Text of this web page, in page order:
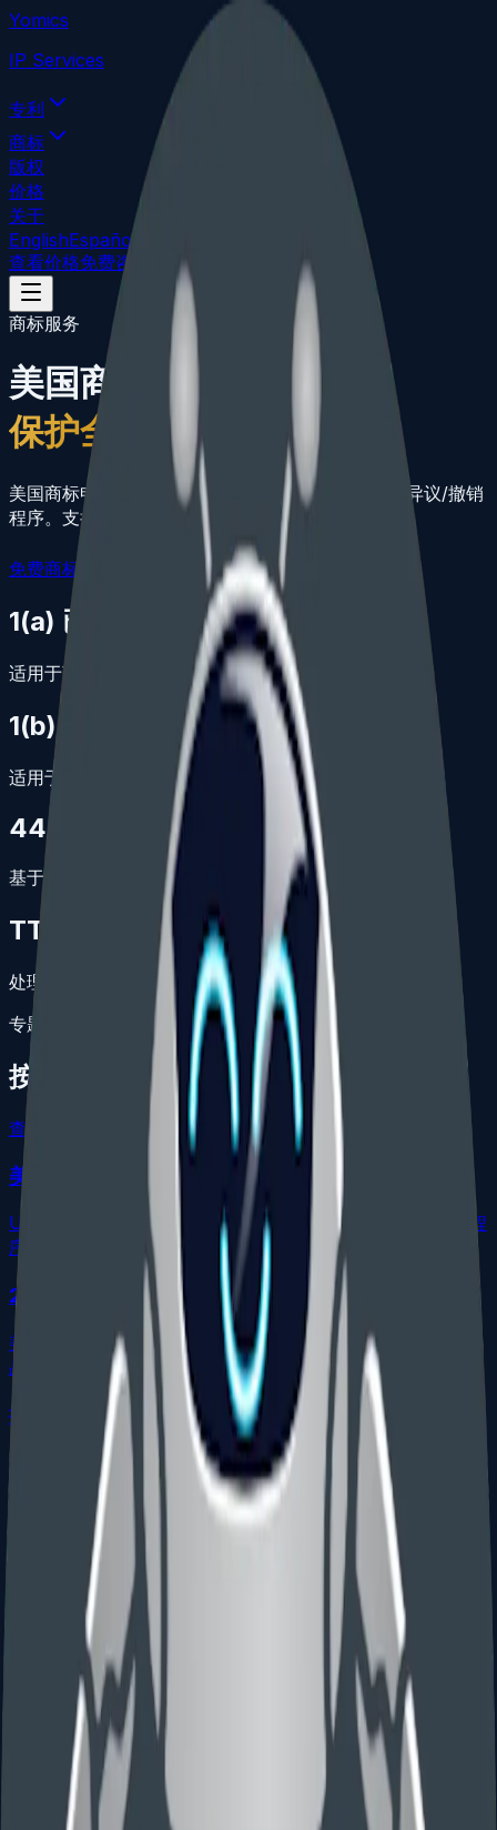
Yomics
IP Services
专利
商标
版权
价格
关于
EnglishEspañol
查看价格免费咨询
商标服务
美国商标注册
保护全球品牌
美国商标申请、审查意见答复、维护续展和 TTAB 异议/撤销
程序。支持 1(a)、1(b)、44(d)、44(e) 申请基础。
免费商标咨询
1(a) 已在美国商业使用
适用于商标已经在美国州际商业中使用的情况。
1(b) 意图使用
适用于计划进入美国市场但尚未开始使用的品牌。
44(d) / 44(e)
基于外国申请或外国注册进入美国，适合国际申请人。
TTAB 程序
处理异议、撤销、上诉和相关争议程序。
专题指南
按问题选择下一步
查看相关费用
美国商标 OA 答复
USPTO 商标驳回、使用证据、免责声明、商品服务修改和程
序要求答复策略。
2(d) 混淆可能性驳回策略
美国商标 Section 2(d) 驳回、DuPont 因素、商标近似、商
品服务和 consent 策略。
描述性驳回策略
美国商标 2(e)(1) 描述性驳回、免责声明、补充注册簿和 2(f)
Statement of Use 使用声明
美国 1(b) 商标申请 NOA 后的 SOU、specimen、使用日期
和延期策略。
44(e) 外国注册基础
基于外国注册的美国商标申请、翻译、所有人一致性、ID 范
围和审查风险。
Madrid 美国临时驳回复审
Madrid/66(a) 美国驳回、ID 限制、2(d)、描述性和美国代理